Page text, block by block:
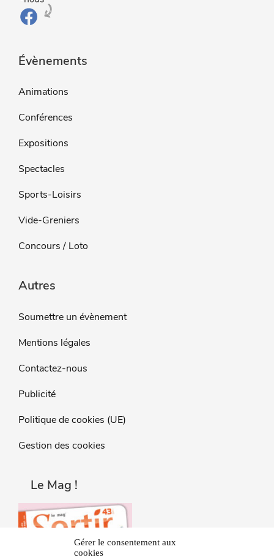
Gérer le consentement aux
cookies
Évènements
Animations
Conférences
Expositions
Spectacles
Sports-Loisirs
Vide-Greniers
Concours / Loto
Autres
Soumettre un évènement
Mentions légales
Contactez-nous
Publicité
Politique de cookies (UE)
Gestion des cookies
Le Mag !